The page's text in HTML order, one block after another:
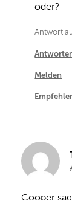
oder?
Antwort
Melden
Cooper